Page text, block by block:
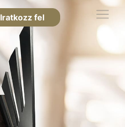
Iratkozz fel